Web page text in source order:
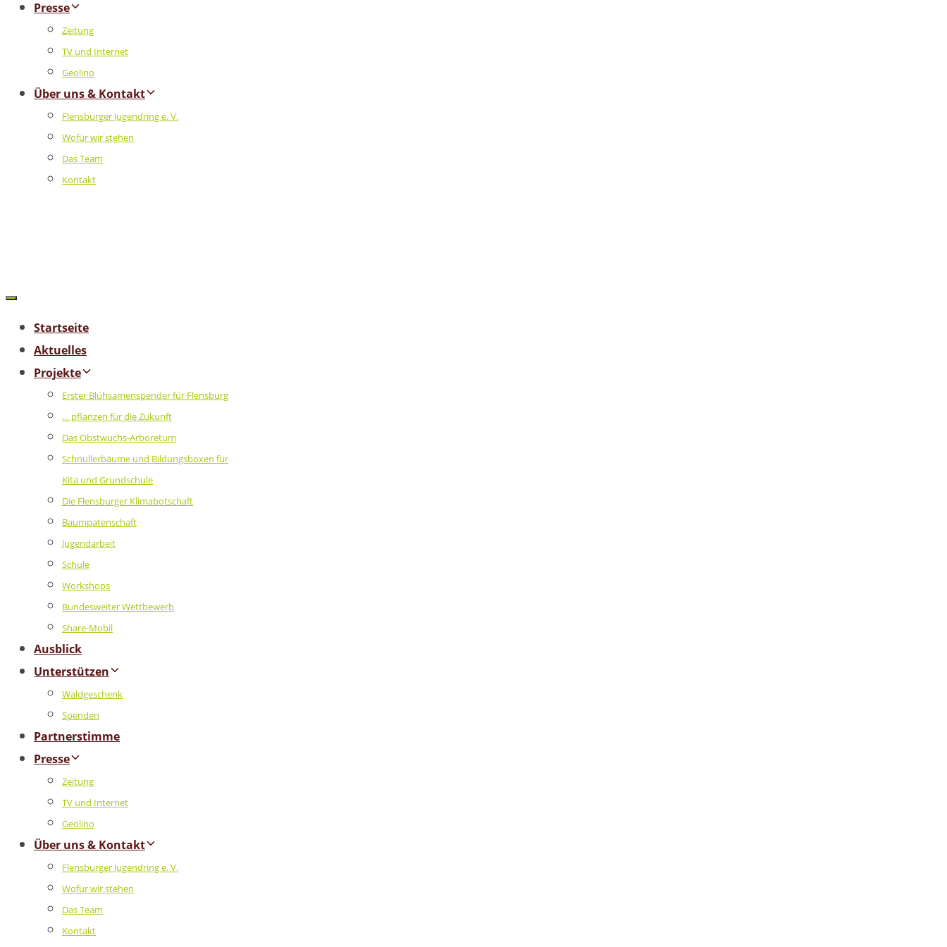
Presse
Zeitung
TV und Internet
Geolino
Über uns & Kontakt
Flensburger Jugendring e. V.
Wofür wir stehen
Das Team
Kontakt
Startseite
Aktuelles
Projekte
Erster Blühsamenspender für Flensburg
… pflanzen für die Zukunft
Das Obstwuchs-Arboretum
Schnullerbäume und Bildungsboxen für
Kita und Grundschule
Die Flensburger Klimabotschaft
Baumpatenschaft
Jugendarbeit
Schule
Workshops
Bundesweiter Wettbewerb
Share-Mobil
Ausblick
Unterstützen
Waldgeschenk
Spenden
Partnerstimme
Presse
Zeitung
TV und Internet
Geolino
Über uns & Kontakt
Flensburger Jugendring e. V.
Wofür wir stehen
Das Team
Kontakt